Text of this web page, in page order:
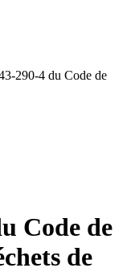
290-4 du Code de
Code de
de